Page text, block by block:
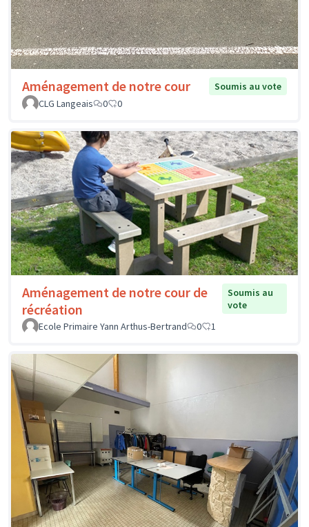
Aménagement de notre cour
Soumis au vote
CLG Langeais
0 0
Aménagement de notre cour de
récréation
Soumis au
vote
Ecole Primaire Yann Arthus-Bertrand
0 1